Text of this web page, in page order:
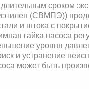
сроком
(СВМПЭ))
и штока с
гайка насоса
уровня
и устранение
может быть